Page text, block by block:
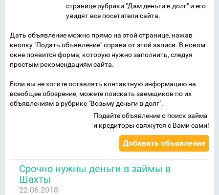
странице рубрики "Дам деньги в долг" и его
увидят все посетители сайта.
Дать объявление можно прямо на этой странице, нажав
кнопку "Подать объявление" справа от этой записи. В новом
окне появится форма, которую нужно заполнить, следуя
простым рекомендациям сайта.
Если вы не хотите оставлять контактную информацию на
всеобщее обозрение, можете поискать заемщиков по их
объявлениям в рубрике "Возьму деньги в долг".
Подайте объявление о поиск займа
и кредиторы свяжутся с Вами сами!
Добавить объявление
Срочно нужны деньги в займы в
Шахты
22.06.2018